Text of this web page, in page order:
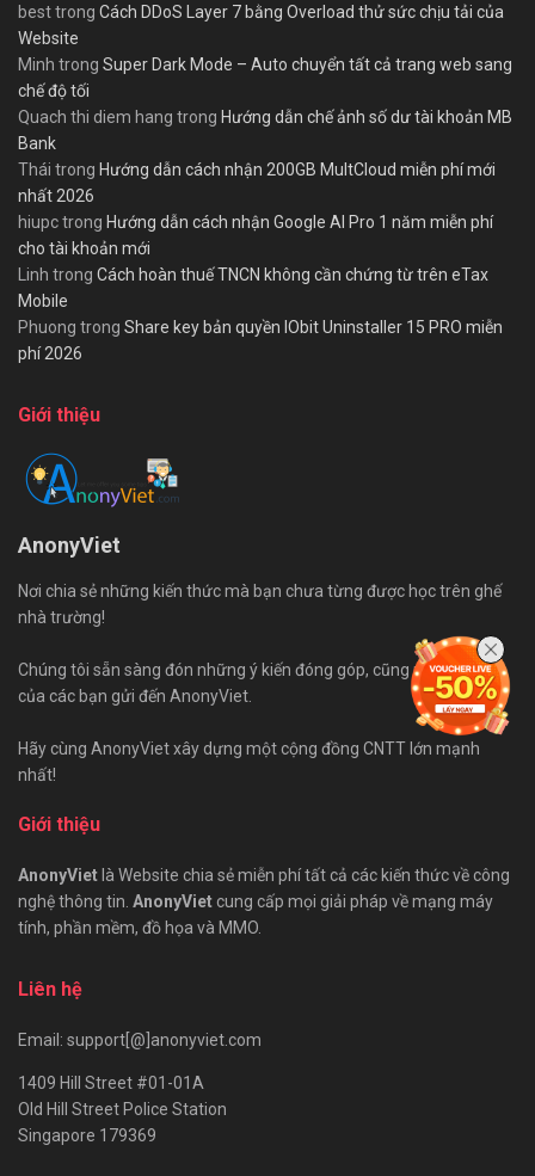
besttrong Cách DDoS Layer 7 bằng Overload thử sức chịu tải của
Website
Minh trong Super Dark Mode – Auto chuyển tất cả trang web sang
chế độ tối
Quach thi diem hang trong Hướng dẫn chế ảnh số dư tài khoản MB
Bank
Thái trong Hướng dẫn cách nhận 200GB MultCloud miễn phí mới
nhất 2026
hiupctrong Hướng dẫn cách nhận Google AI Pro 1 năm miễn phí
cho tài khoản mới
Linh trong Cách hoàn thuế TNCN không cần chứng từ trên eTax
Mobile
Phuong trong Share key bản quyền IObit Uninstaller 15 PRO miễn
phí 2026
Giới thiệu
AnonyViet
Nơi chia sẻ những kiến thức mà bạn chưa từng được học trên ghế
nhà trường!
Chúng tôi sẵn sàng đón những ý kiến đóng góp, cũng như bài viết
của các bạn gửi đến AnonyViet.
Hãy cùng AnonyViet xây dựng một cộng đồng CNTT lớn mạnh
nhất!
Giới thiệu
AnonyVietlà Website chia sẻ miễn phí tất cả các kiến thức về công
nghệ thông tin. AnonyViet cung cấp mọi giải pháp về mạng máy
tính, phần mềm, đồ họa và MMO.
Liên hệ
Email: support[@]anonyviet.com
1409 Hill Street #01-01A
Old Hill Street Police Station
Singapore 179369